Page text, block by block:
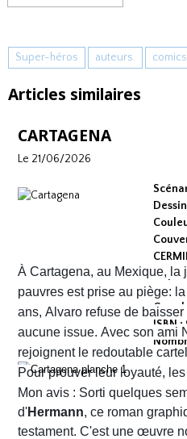
Super-héros auteurs. comics
Articles similaires
CARTAGENA
Le 21/06/2026
Dépot
ISBN
À Cartagena, au Mexique, la
pauvres est prise au piège:
ans, Alvaro refuse de
aucune issue. Avec son ami
rejoignent le redoutable cartel
Pour prouver leur loyauté,
reçoivent l'ordre d'exécuter
Alvaro hésite, tremble mais
finit par obéir. Cela
Mon avis : Sorti quelques
d'Hermann, ce roman
testament. C'est une œuvre